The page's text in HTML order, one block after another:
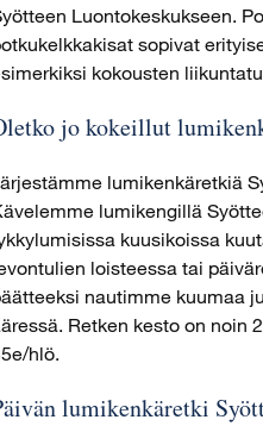
Luontokeskukseen.
sopivat
kokousten
jo kokeillut
lumikenkäretkiä
lumikengillä
kuusikoissa
loisteessa tai
nautimme kuumaa
Retken kesto on noin
hlö.
lumikenkäretki